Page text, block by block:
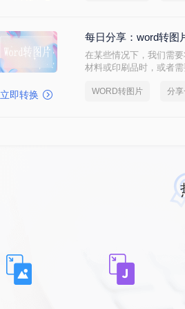
立即转换
每日分享：word转图
在某些情况下，我们需
材料或印刷品时，或者
WORD转图片